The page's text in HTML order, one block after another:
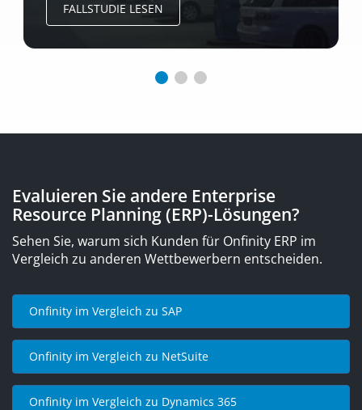
FALLSTUDIE LESEN
Evaluieren Sie andere Enterprise
Resource Planning (ERP)-Lösungen?
Sehen Sie, warum sich Kunden für Onfinity ERP im
Vergleich zu anderen Wettbewerbern entscheiden.
Onfinity im Vergleich zu SAP
Onfinity im Vergleich zu NetSuite
Onfinity im Vergleich zu Dynamics 365